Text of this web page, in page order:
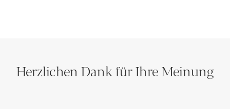
Herzlichen Dank für Ihre Meinung